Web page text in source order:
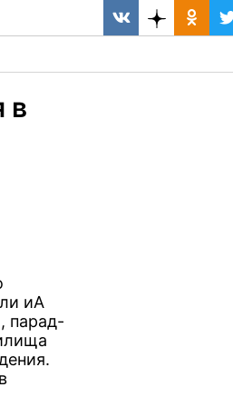
в
иА
парад-